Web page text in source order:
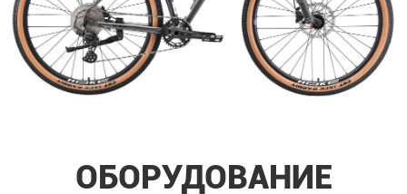
ОБОРУДОВАНИЕ